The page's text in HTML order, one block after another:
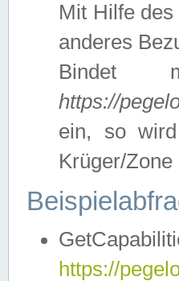
Mit Hilfe
anderes
Bindet
https://
ein, so
Krüger/
https://